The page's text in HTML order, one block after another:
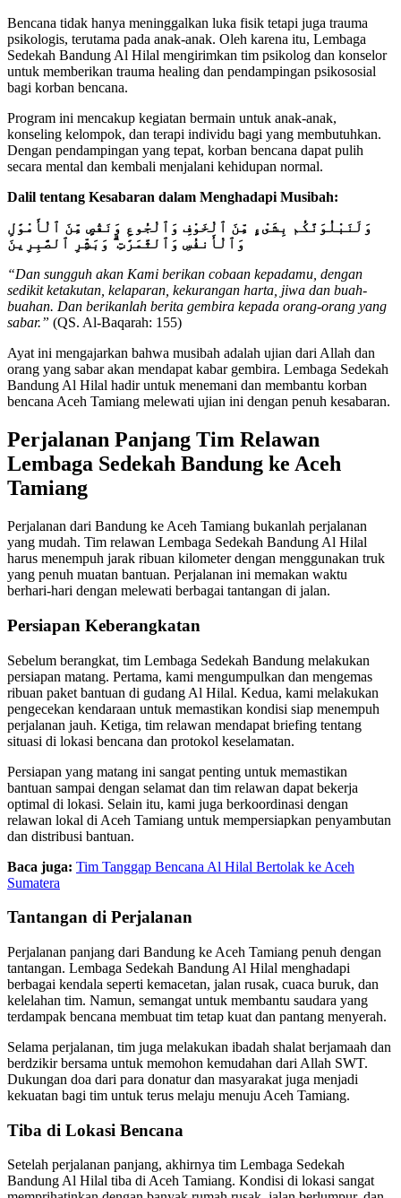
Bencana tidak hanya meninggalkan luka fisik tetapi juga trauma
psikologis, terutama pada anak-anak. Oleh karena itu, Lembaga
Sedekah Bandung Al Hilal mengirimkan tim psikolog dan konselor
untuk memberikan trauma healing dan pendampingan psikososial
bagi korban bencana.
Program ini mencakup kegiatan bermain untuk anak-anak,
konseling kelompok, dan terapi individu bagi yang membutuhkan.
Dengan pendampingan yang tepat, korban bencana dapat pulih
secara mental dan kembali menjalani kehidupan normal.
Dalil tentang Kesabaran dalam Menghadapi Musibah:
وَلَنَبْلُوَنَّكُم بِشَىْءٍ مِّنَ ٱلْخَوْفِ وَٱلْجُوعِ وَنَقْصٍ مِّنَ ٱلْأَمْوَٰلِ
وَٱلْأَنفُسِ وَٱلثَّمَرَٰتِ ۗ وَبَشِّرِ ٱلصَّٰبِرِينَ
“Dan sungguh akan Kami berikan cobaan kepadamu, dengan
sedikit ketakutan, kelaparan, kekurangan harta, jiwa dan buah-
buahan. Dan berikanlah berita gembira kepada orang-orang yang
sabar.” (QS. Al-Baqarah: 155)
Ayat ini mengajarkan bahwa musibah adalah ujian dari Allah dan
orang yang sabar akan mendapat kabar gembira. Lembaga Sedekah
Bandung Al Hilal hadir untuk menemani dan membantu korban
bencana Aceh Tamiang melewati ujian ini dengan penuh kesabaran.
Perjalanan Panjang Tim Relawan
Lembaga Sedekah Bandung ke Aceh
Tamiang
Perjalanan dari Bandung ke Aceh Tamiang bukanlah perjalanan
yang mudah. Tim relawan Lembaga Sedekah Bandung Al Hilal
harus menempuh jarak ribuan kilometer dengan menggunakan truk
yang penuh muatan bantuan. Perjalanan ini memakan waktu
berhari-hari dengan melewati berbagai tantangan di jalan.
Persiapan Keberangkatan
Sebelum berangkat, tim Lembaga Sedekah Bandung melakukan
persiapan matang. Pertama, kami mengumpulkan dan mengemas
ribuan paket bantuan di gudang Al Hilal. Kedua, kami melakukan
pengecekan kendaraan untuk memastikan kondisi siap menempuh
perjalanan jauh. Ketiga, tim relawan mendapat briefing tentang
situasi di lokasi bencana dan protokol keselamatan.
Persiapan yang matang ini sangat penting untuk memastikan
bantuan sampai dengan selamat dan tim relawan dapat bekerja
optimal di lokasi. Selain itu, kami juga berkoordinasi dengan
relawan lokal di Aceh Tamiang untuk mempersiapkan penyambutan
dan distribusi bantuan.
Baca juga: Tim Tanggap Bencana Al Hilal Bertolak ke Aceh
Sumatera
Tantangan di Perjalanan
Perjalanan panjang dari Bandung ke Aceh Tamiang penuh dengan
tantangan. Lembaga Sedekah Bandung Al Hilal menghadapi
berbagai kendala seperti kemacetan, jalan rusak, cuaca buruk, dan
kelelahan tim. Namun, semangat untuk membantu saudara yang
terdampak bencana membuat tim tetap kuat dan pantang menyerah.
Selama perjalanan, tim juga melakukan ibadah shalat berjamaah dan
berdzikir bersama untuk memohon kemudahan dari Allah SWT.
Dukungan doa dari para donatur dan masyarakat juga menjadi
kekuatan bagi tim untuk terus melaju menuju Aceh Tamiang.
Tiba di Lokasi Bencana
Setelah perjalanan panjang, akhirnya tim Lembaga Sedekah
Bandung Al Hilal tiba di Aceh Tamiang. Kondisi di lokasi sangat